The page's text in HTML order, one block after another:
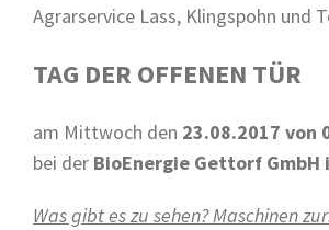
Agrarservice Lass, Klingspohn und
TAG DER OFFENEN TÜR
am Mittwoch den 23.08.2017 von
bei der BioEnergie Gettorf
Was gibt es zu sehen? Maschinen